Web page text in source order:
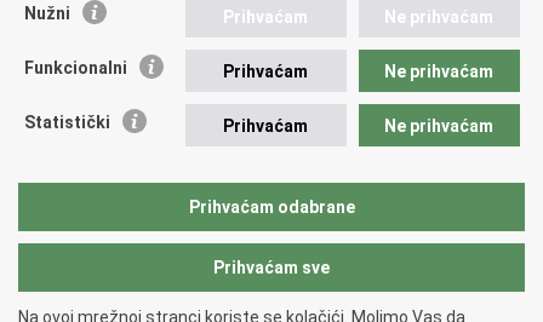
Nepravilnosti
Javna nabava u MVEP-u
Nadzor rada i unutarnja revizija službe vanjskih poslova
Nužni Prihvaćam Ne prihvaćam
Funkcionalni Prihvaćam Ne prihvaćam
Statistički Prihvaćam Ne prihvaćam
Prihvaćam odabrane
Prihvaćam sve
Na ovoj mrežnoj stranci koriste se kolačići. Molimo Vas da